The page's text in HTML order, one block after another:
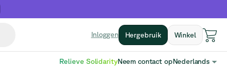
Inloggen Hergebruik Winkel
Relieve SolidarityNeem contact opNederlands